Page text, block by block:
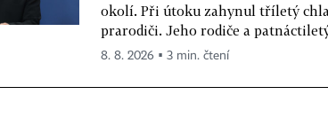
okolí. Při útoku zahynul tříletý
prarodiči. Jeho rodiče a
8. 8. 2026 ▪ 3 min. čtení